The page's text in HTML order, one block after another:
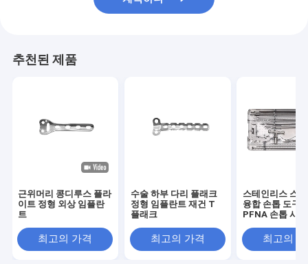
추천된 제품
근위머리 콩디루스 플라
이트 정형 외상 임플란
트
최고의 가격
수술 하부 다리 플래크
정형 임플란트 재건 T
플래크
최고의 가격
스테인리스 스
융합 손톱 도구
PFNA 손톱 시
최고의